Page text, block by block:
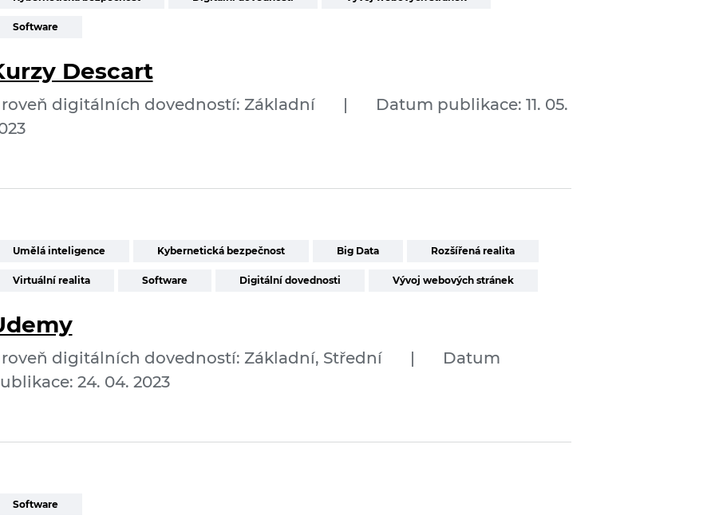
Software
Descart
digitálních dovedností: Základní |
Datum publikace: 11. 05.
Umělá inteligence Kybernetická bezpečnost Big Data Rozšířená realita
Virtuální realita Software Digitální dovednosti Vývoj webových stránek
digitálních dovedností: Základní, Střední |
Datum
24. 04. 2023
Software